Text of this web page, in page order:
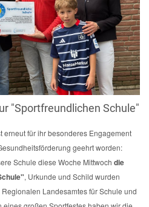
"Sportfreundlichen Schule"
erneut für ihr besonderes Engagement
geehrt worden:
Schule diese Woche Mittwoch die
, Urkunde und Schild wurden
Landesamtes für Schule und